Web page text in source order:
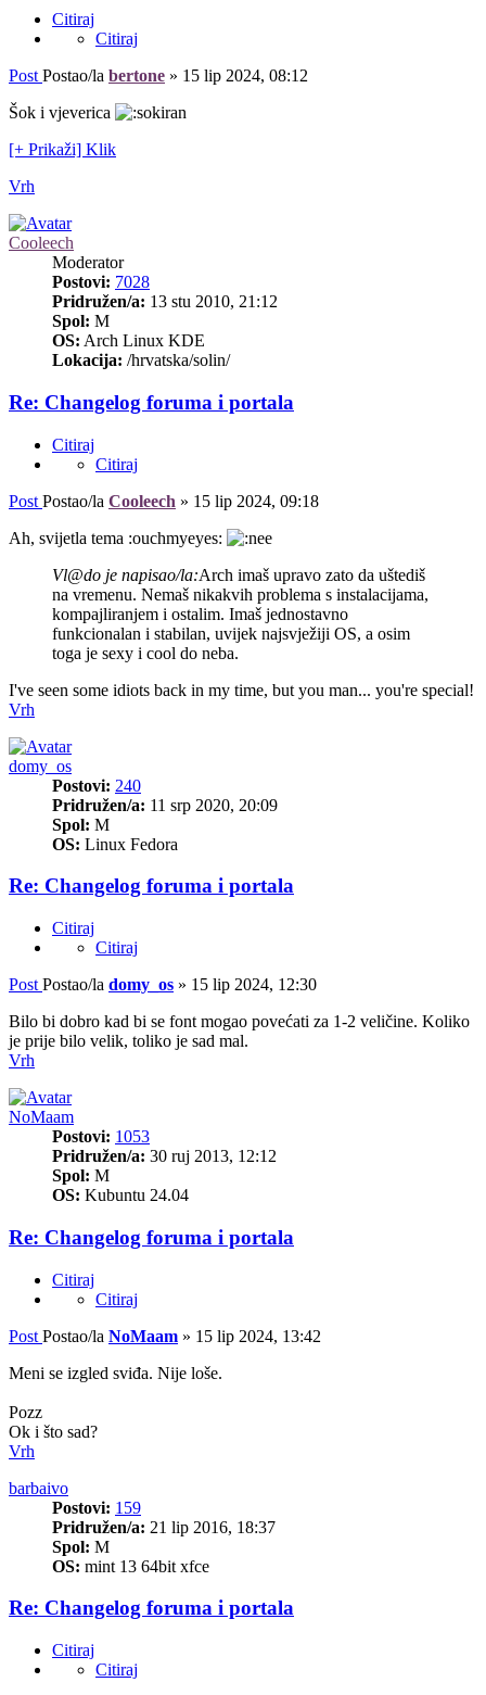
Citiraj
Citiraj
Post Postao/la bertone » 15 lip 2024, 08:12
Šok i vjeverica
[+ Prikaži] Klik
Vrh
Cooleech
Moderator
Postovi: 7028
Pridružen/a: 13 stu 2010, 21:12
Spol: M
OS: Arch Linux KDE
Lokacija: /hrvatska/solin/
Re: Changelog foruma i portala
Citiraj
Citiraj
Post Postao/la Cooleech » 15 lip 2024, 09:18
Ah, svijetla tema :ouchmyeyes:
Vl@do je napisao/la:Arch imaš upravo zato da uštediš
na vremenu. Nemaš nikakvih problema s instalacijama,
kompajliranjem i ostalim. Imaš jednostavno
funkcionalan i stabilan, uvijek najsvježiji OS, a osim
toga je sexy i cool do neba.
I've seen some idiots back in my time, but you man... you're special!
Vrh
domy_os
Postovi: 240
Pridružen/a: 11 srp 2020, 20:09
Spol: M
OS: Linux Fedora
Re: Changelog foruma i portala
Citiraj
Citiraj
Post Postao/la domy_os » 15 lip 2024, 12:30
Bilo bi dobro kad bi se font mogao povećati za 1-2 veličine. Koliko
je prije bilo velik, toliko je sad mal.
Vrh
NoMaam
Postovi: 1053
Pridružen/a: 30 ruj 2013, 12:12
Spol: M
OS: Kubuntu 24.04
Re: Changelog foruma i portala
Citiraj
Citiraj
Post Postao/la NoMaam » 15 lip 2024, 13:42
Meni se izgled sviđa. Nije loše.
Pozz
Ok i što sad?
Vrh
barbaivo
Postovi: 159
Pridružen/a: 21 lip 2016, 18:37
Spol: M
OS: mint 13 64bit xfce
Re: Changelog foruma i portala
Citiraj
Citiraj